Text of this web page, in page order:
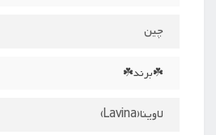
چین
☘️برند☘️
لاوینا(Lavina)